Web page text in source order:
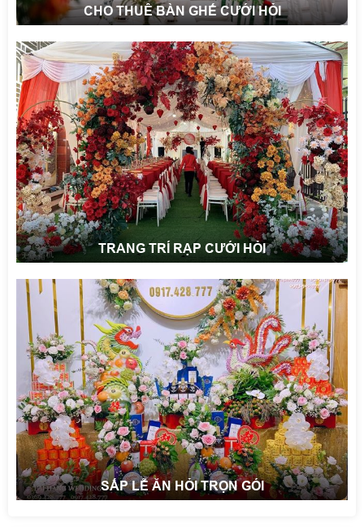
CHO THUÊ BÀN GHẾ CƯỚI HỎI
TRANG TRÍ RẠP CƯỚI HỎI
SẮP LỄ ĂN HỎI TRỌN GÓI